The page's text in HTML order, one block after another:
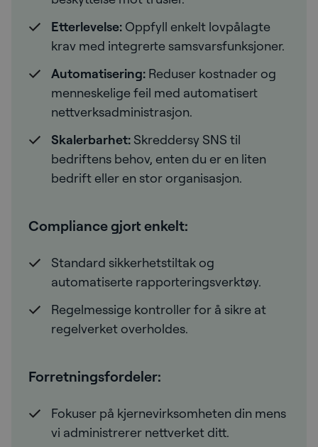
Etterlevelse: Oppfyll enkelt lovpålagte
krav med integrerte samsvarsfunksjoner.
Automatisering: Reduser kostnader og
menneskelige feil med automatisert
nettverksadministrasjon.
Skalerbarhet: Skreddersy SNS til
bedriftens behov, enten du er en liten
bedrift eller en stor organisasjon.
Compliance gjort enkelt:
Standard sikkerhetstiltak og
automatiserte rapporteringsverktøy.
Regelmessige kontroller for å sikre at
regelverket overholdes.
Forretningsfordeler:
Fokuser på kjernevirksomheten din mens
vi administrerer nettverket ditt.